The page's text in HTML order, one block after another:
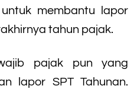
membantu lapor
tahun pajak.
pajak pun yang
lapor SPT Tahunan.